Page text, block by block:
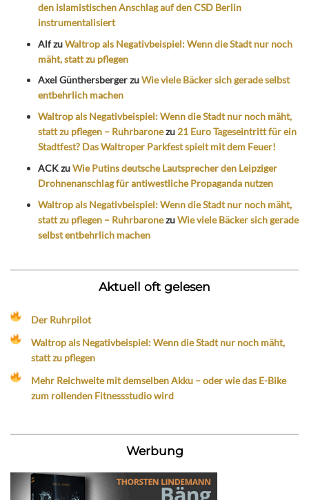
den islamistischen Anschlag auf den CSD Berlin
instrumentalisiert
AlfzuWaltrop als Negativbeispiel: Wenn die Stadt nur noch
mäht, statt zu pflegen
Axel GünthersbergerzuWie viele Bäcker sich gerade selbst
entbehrlich machen
Waltrop als Negativbeispiel: Wenn die Stadt nur noch mäht,
statt zu pflegen – Ruhrbaronezu 21 Euro Tageseintritt für ein
Stadtfest? Das Waltroper Parkfest spielt mit dem Feuer!
ACKzuWie Putins deutsche Lautsprecher den Leipziger
Drohnenanschlag für antiwestliche Propaganda nutzen
Waltrop als Negativbeispiel: Wenn die Stadt nur noch mäht,
statt zu pflegen – RuhrbaronezuWie viele Bäcker sich gerade
selbst entbehrlich machen
Aktuell oft gelesen
Der Ruhrpilot
Waltrop als Negativbeispiel: Wenn die Stadt nur noch mäht,
statt zu pflegen
Mehr Reichweite mit demselben Akku – oder wie das E-Bike
zum rollenden Fitnessstudio wird
Werbung